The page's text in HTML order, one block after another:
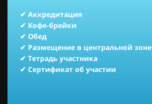
✔ Аккредитация
✔ Кофе-брейки
✔ Обед
✔ Размещение в центральной зоне
✔ Тетрадь участника
✔ Сертификат об участии